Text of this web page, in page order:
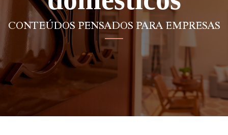
CONTEÚDOS PENSADOS PARA EMPRESAS